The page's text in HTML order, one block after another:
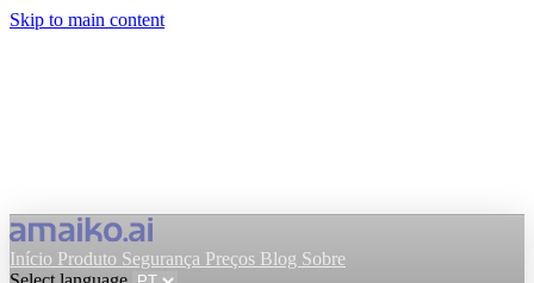
Skip to main content
Início Produto Segurança Preços Blog Sobre